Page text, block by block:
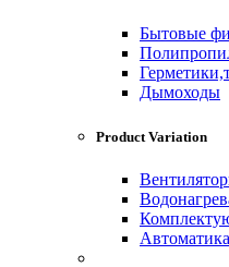
Бытовые
Дымоходы
Product Variation